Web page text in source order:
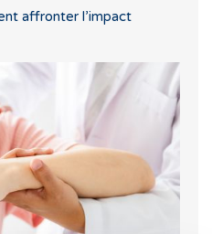
affronter l’impact